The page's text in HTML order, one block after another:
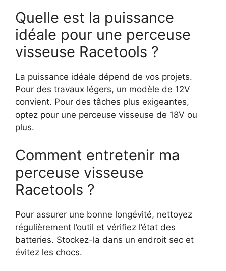
Quelle est la puissance
idéale pour une perceuse
visseuse Racetools ?
La puissance idéale dépend de vos projets.
Pour des travaux légers, un modèle de 12V
convient. Pour des tâches plus exigeantes,
optez pour une perceuse visseuse de 18V ou
plus.
Comment entretenir ma
perceuse visseuse
Racetools ?
Pour assurer une bonne longévité, nettoyez
régulièrement l’outil et vérifiez l’état des
batteries. Stockez-la dans un endroit sec et
évitez les chocs.